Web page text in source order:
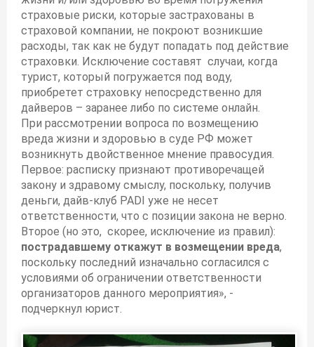
страховые риски, которые застрахованы в
страховой компании, не покроют возникшие
расходы, так как не будут попадать под действие
страховки. Исключение составят случаи, когда
турист, который погружается под воду,
приобретет страховку непосредственно для
дайверов – заранее либо по системе онлайн.
При рассмотрении вопроса по возмещению
вреда жизни и здоровью в суде РФ может
возникнуть двойственное мнение правосудия.
Первое: расписку признают противоречащей
закону и здравому смыслу, поскольку, получив
деньги, дайв-клуб PADI уже не несет
ответственности, что с позиции закона не верно.
Второе (но это, скорее, исключение из правил):
пострадавшему откажут в возмещении вреда,
поскольку последний изначально согласился с
условиями об ограничении ответственности
организаторов данного мероприятия», -
подчеркнул юрист.